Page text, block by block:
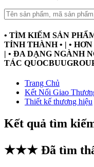
• TÌM KIẾM SẢN
TỈNH THÀNH • | •
| • ĐA DẠNG NGÀNH
TÁC
Trang Chủ
Kết Nối Giao
Thiết kế thương hiệu
Kết quả tìm
★★★ Đã tìm